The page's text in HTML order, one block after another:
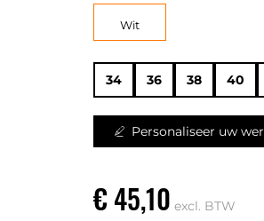
Wit
34 36 38 40
Personaliseer uw
€ 45,10 excl. BTW